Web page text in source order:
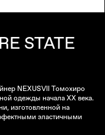
STATE
NEXUSVII Томохиро
одежды начала ХХ века.
изготовленной на
эластичными